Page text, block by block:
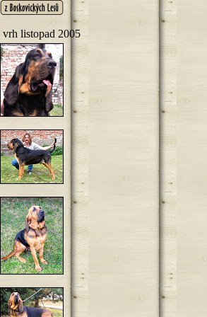
vrh listopad 2005